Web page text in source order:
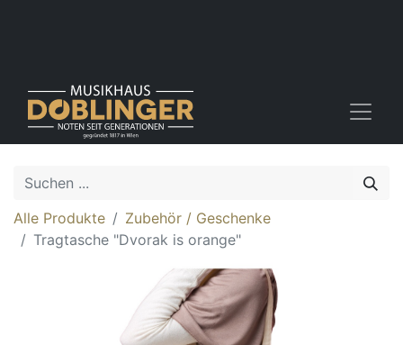
Alle Produkte
Zubehör / Geschenke
Tragtasche "Dvorak is orange"